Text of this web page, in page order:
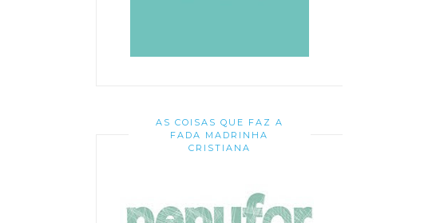
AS COISAS QUE FAZ A
FADA MADRINHA
CRISTIANA